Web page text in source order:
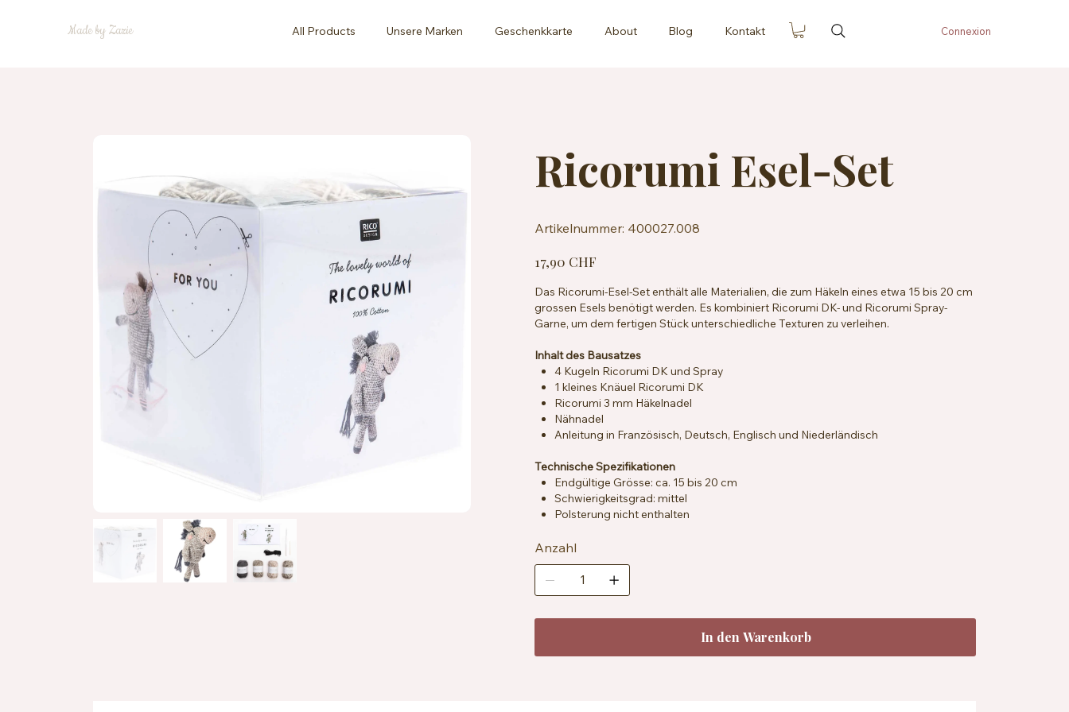
Made by Zazie All Products Unsere Marken Geschenkkarte About Blog Kontakt Connexion
Ricorumi Esel-Set
Artikelnummer: 400027.008
400027.008
17,90 CHF
Das Ricorumi-Esel-Set enthält alle Materialien, die zum Häkeln eines etwa 15 bis 20 cm
grossen Esels benötigt werden. Es kombiniert Ricorumi DK- und Ricorumi Spray-
Garne, um dem fertigen Stück unterschiedliche Texturen zu verleihen.
Inhalt des Bausatzes
4 Kugeln Ricorumi DK und Spray
1 kleines Knäuel Ricorumi DK
Ricorumi 3 mm Häkelnadel
Nähnadel
Anleitung in Französisch, Deutsch, Englisch und Niederländisch
Technische Spezifikationen
Endgültige Grösse: ca. 15 bis 20 cm
Schwierigkeitsgrad: mittel
Polsterung nicht enthalten
Anzahl
In den Warenkorb